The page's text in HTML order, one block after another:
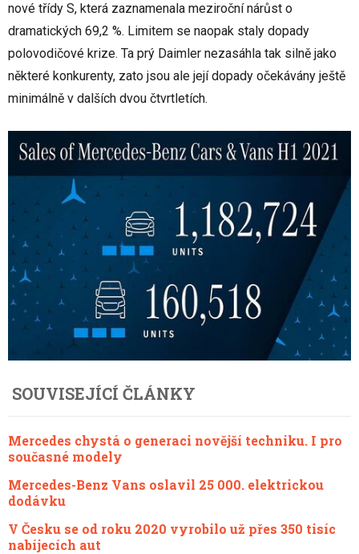
nové třídy S, která zaznamenala meziroční nárůst o
dramatických 69,2 %. Limitem se naopak staly dopady
polovodičové krize. Ta prý Daimler nezasáhla tak silně jako
některé konkurenty, zato jsou ale její dopady očekávány ještě
minimálně v dalších dvou čtvrtletích.
SOUVISEJÍCÍ ČLÁNKY
Mercedes chystá o generaci novější techniku. I pro
současné modely
Mercedes-Benz Vans oslavil 25 000. elektrickou
dodávku
V Česku se od roku 2020 vyrobilo už přes 350 tisíc
nabíjecích aut